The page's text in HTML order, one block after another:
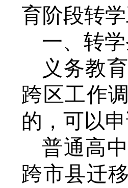
育阶段转
一、转
义务教
跨区工作
的，可以
普通高
跨市县迁